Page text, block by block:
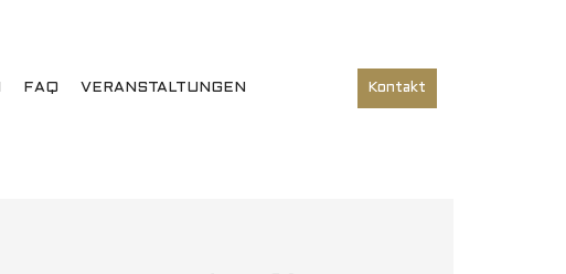
FAQ VERANSTALTUNGEN Kontakt